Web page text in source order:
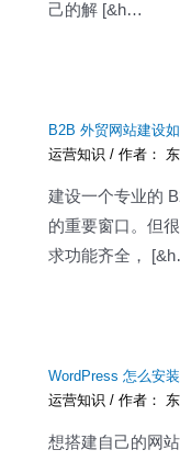
己的解 [&h…
B2B 外贸网站建设
运营知识 / 作者：
建设一个专业的
的重要窗口。但
求功能齐全，
WordPress 怎么安
运营知识 / 作者：
想搭建自己的网